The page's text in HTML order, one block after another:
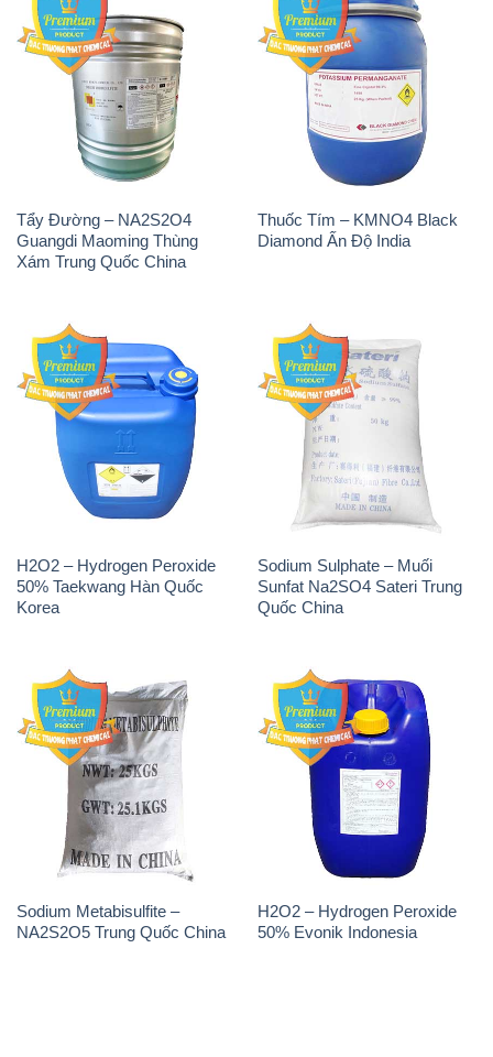
Tẩy Đường – NA2S2O4
Guangdi Maoming Thùng
Xám Trung Quốc China
Thuốc Tím – KMNO4 Black
Diamond Ấn Độ India
H2O2 – Hydrogen Peroxide
50% Taekwang Hàn Quốc
Korea
Sodium Sulphate – Muối
Sunfat Na2SO4 Sateri Trung
Quốc China
Sodium Metabisulfite –
NA2S2O5 Trung Quốc China
H2O2 – Hydrogen Peroxide
50% Evonik Indonesia